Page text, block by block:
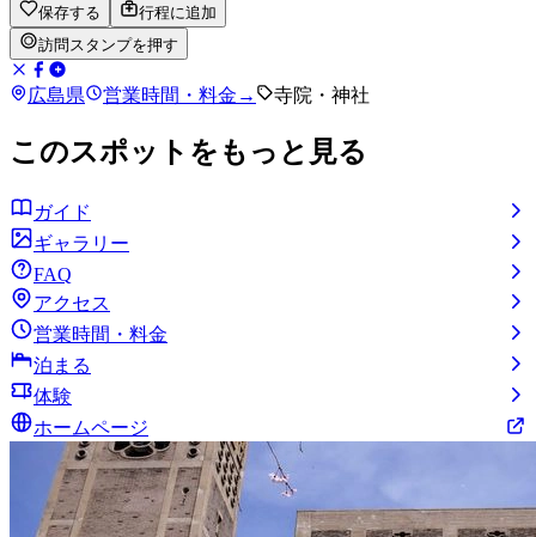
保存する
行程に追加
訪問スタンプを押す
広島県 営業時間・料金 → 寺院・神社
このスポットをもっと見る
ガイド
ギャラリー
FAQ
アクセス
営業時間・料金
泊まる
体験
ホームページ